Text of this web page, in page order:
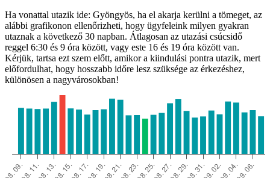
Ha vonattal utazik ide: Gyöngyös, ha el akarja kerülni a tömeget, az
alábbi grafikonon ellenőrizheti, hogy ügyfeleink milyen gyakran
utaznak a következő 30 napban. Átlagosan az utazási csúcsidő
reggel 6:30 és 9 óra között, vagy este 16 és 19 óra között van.
Kérjük, tartsa ezt szem előtt, amikor a kiindulási pontra utazik, mert
előfordulhat, hogy hosszabb időre lesz szüksége az érkezéshez,
különösen a nagyvárosokban!